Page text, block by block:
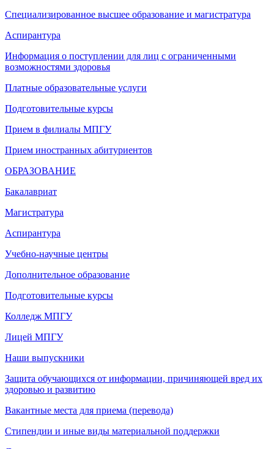
Специализированное высшее образование и магистратура
Аспирантура
Информация о поступлении для лиц с ограниченными
возможностями здоровья
Платные образовательные услуги
Подготовительные курсы
Прием в филиалы МПГУ
Прием иностранных абитуриентов
ОБРАЗОВАНИЕ
Бакалавриат
Магистратура
Аспирантура
Учебно-научные центры
Дополнительное образование
Подготовительные курсы
Колледж МПГУ
Лицей МПГУ
Наши выпускники
Защита обучающихся от информации, причиняющей вред их
здоровью и развитию
Вакантные места для приема (перевода)
Стипендии и иные виды материальной поддержки